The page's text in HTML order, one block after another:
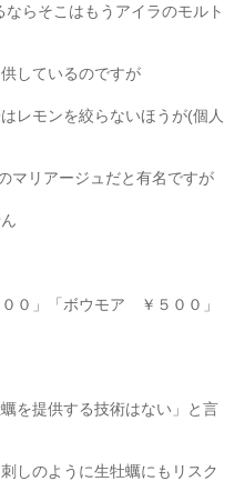
らそこはもうアイラのモルト
しているのですが
レモンを絞らないほうが(個人
マリアージュだと有名ですが
０」「ボウモア ￥５００」
を提供する技術はない」と言
しのように生牡蠣にもリスク